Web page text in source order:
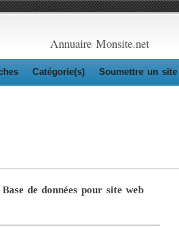
Annuaire Monsite.net
Catégorie(s) Soumettre un site
de données pour site web